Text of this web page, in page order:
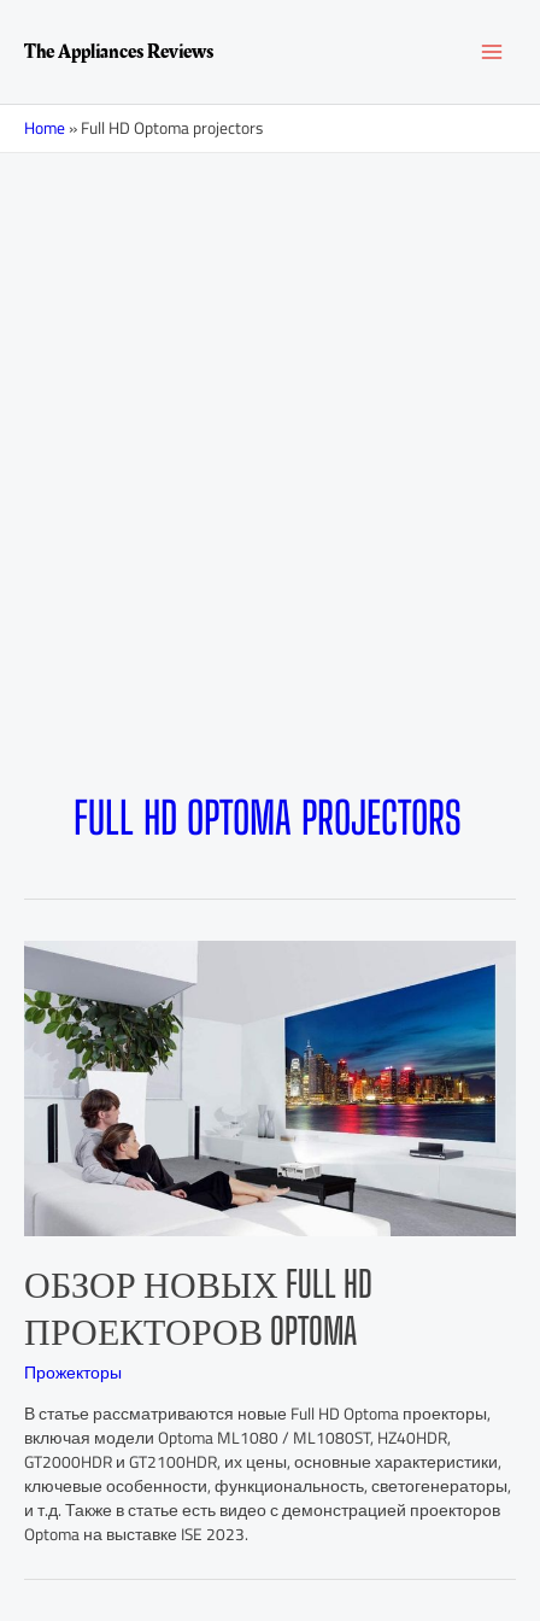
содержимому
The Appliances Reviews
Home»Full HD Optoma projectors
FULL HD OPTOMA PROJECTORS
ОБЗОР НОВЫХ FULL HD
ПРОЕКТОРОВ OPTOMA
Прожекторы
В статье рассматриваются новые Full HD Optoma проекторы,
включая модели Optoma ML1080 / ML1080ST, HZ40HDR,
GT2000HDR и GT2100HDR, их цены, основные характеристики,
ключевые особенности, функциональность, светогенераторы,
и т.д. Также в статье есть видео с демонстрацией проекторов
Optoma на выставке ISE 2023.